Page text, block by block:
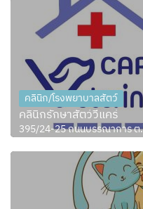
คลินิก/โรงพยาบาลสัตว์
คลินิกรักษาสัตว์วีแคร์
395/24-25 ถนนบรรณาการ ต